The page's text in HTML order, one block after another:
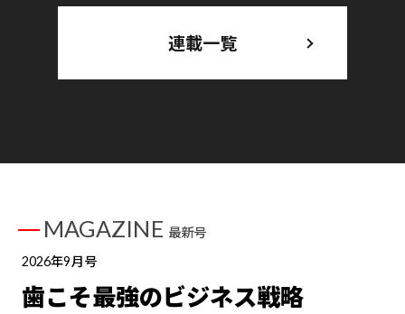
連載一覧
MAGAZINE 最新号
2026年9月号
歯こそ最強のビジネス戦略